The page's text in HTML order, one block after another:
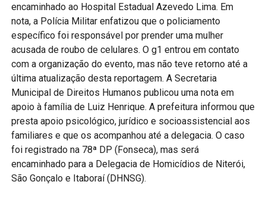
encaminhado ao Hospital Estadual Azevedo Lima. Em
nota, a Polícia Militar enfatizou que o policiamento
específico foi responsável por prender uma mulher
acusada de roubo de celulares. O g1 entrou em contato
com a organização do evento, mas não teve retorno até a
última atualização desta reportagem. A Secretaria
Municipal de Direitos Humanos publicou uma nota em
apoio à família de Luiz Henrique. A prefeitura informou que
presta apoio psicológico, jurídico e socioassistencial aos
familiares e que os acompanhou até a delegacia. O caso
foi registrado na 78ª DP (Fonseca), mas será
encaminhado para a Delegacia de Homicídios de Niterói,
São Gonçalo e Itaboraí (DHNSG).